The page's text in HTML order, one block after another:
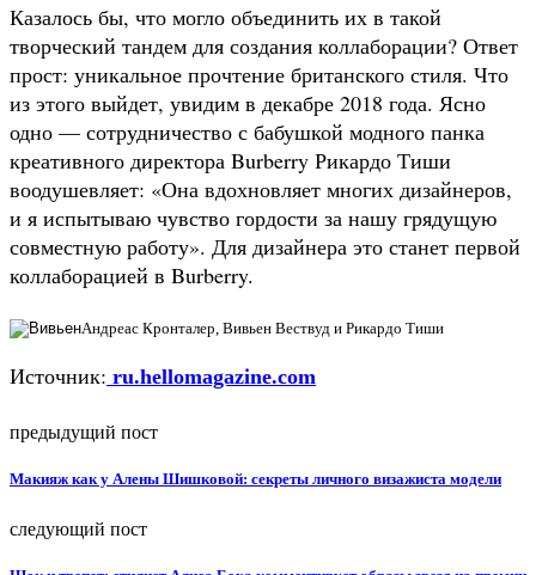
Казалось бы, что могло объединить их в такой
творческий тандем для создания коллаборации? Ответ
прост: уникальное прочтение британского стиля. Что
из этого выйдет, увидим в декабре 2018 года. Ясно
одно — сотрудничество с бабушкой модного панка
креативного директора Burberry Рикардо Тиши
воодушевляет: «Она вдохновляет многих дизайнеров,
и я испытываю чувство гордости за нашу грядущую
совместную работу». Для дизайнера это станет первой
коллаборацией в Burberry.
Андреас Кронталер, Вивьен Вествуд и Рикардо Тиши
Источник: ru.hellomagazine.com
предыдущий пост
Макияж как у Алены Шишковой: секреты личного визажиста модели
следующий пост